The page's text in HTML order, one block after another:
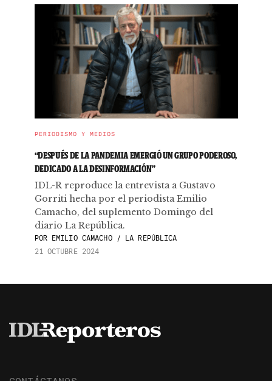
PERIODISMO Y MEDIOS
“DESPUÉS DE LA PANDEMIA EMERGIÓ UN GRUPO PODEROSO,
DEDICADO A LA DESINFORMACIÓN”
IDL-R reproduce la entrevista a Gustavo
Gorriti hecha por el periodista Emilio
Camacho, del suplemento Domingo del
diario La República.
POREMILIO CAMACHO / LA REPÚBLICA
21 OCTUBRE 2024